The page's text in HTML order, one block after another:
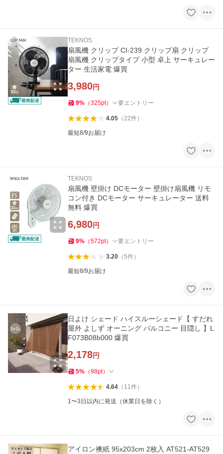
TEKNOS
扇風機 クリップ CI-239 クリップ扇 クリップ
扇風機 クリップタイプ 小型 卓上 サーキュレー
ター 生活家電 爆買
3,980円
9% （325pt） 要エントリー
4.05（22件）
最短8/9お届け
TEKNOS
扇風機 壁掛け DCモーター 壁掛け扇風機 リモ
コン付き DCモーター サーキュレーター 送料
無料 爆買
6,980円
9% （572pt） 要エントリー
3.20（5件）
最短8/9お届け
日よけ シェード ハイスルーシェード【 すだれ
屋外 よしず オーニング バルコニー 目隠し 】L
F073B08b000 爆買
2,178円
5% （98pt）
4.64（ 11件）
1〜3日以内に発送（休業日を除く）
アイロン襖紙 95x203cm 2枚入 AT521-AT529